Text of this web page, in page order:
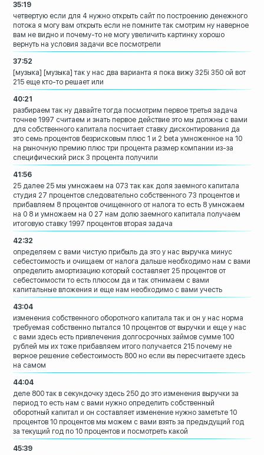
35:19
четвертую если для 4 нужно открыть сайт по построению денежного
потока я могу вам открыть если не помните так смотрим ну наверное
вам не видно и почему-то не могу увеличить картинку хорошо
вернуть на условия задачи все посмотрели
37:52
[музыка] [музыка] так у нас два варианта я пока вижу 325i 350 ой вот
215 еще кто-то решает или
40:21
разбираем так ну давайте тогда посмотрим первое третья задача
точнее 1997 считаем и знать первое действие это мы должны с вами
для собственного капитала посчитает ставку дисконтирования да
это семь процентов безрисковым плюс 1 и 2 beta умноженное на 10
на рыночную премию плюс три процента размер компании из-за
специфический риск 3 процента получили
41:56
25 далее 25 мы умножаем на 073 так как доля заемного капитала
студия 27 процентов следовательно собственного 73 процентов и
прибавляем 8 процентов очищенного от налога то есть 8 умножаем
на 0 8 и умножаем на 0 27 нам долю заемного капитала получаем
итоговую ставку 1997 процентов вторая задача
42:32
определяем с вами чистую прибыль да это у нас выручка минус
себестоимость и очищаем от налога дальше необходимо нам с вами
определить амортизацию который составляет 25 процентов от
себестоимости то есть плюсом да и так отнимаем с вами
капитальные вложения и еще нам необходимо с вами учесть
43:04
изменения собственного оборотного капитала так и он у нас норма
требуемая собственно пытался 10 процентов от выручки и еще у нас
с вами здесь есть привлечения долгосрочных займов сумме 100
рублей мы их тоже прибавляем итого получается 215 почему не
верное решение себестоимость 800 но если вы пересчитаете здесь
на самом
44:04
деле 800 так в секундочку здесь 250 до это изменения выручки за
период то есть нам с вами нужно определить собственный
оборотный капитал и он составляет изменение нужно заметьте 10
процентов 10 процентов мы можем с вами взять за предыдущий год
за текущий год по 10 процентов и посмотреть какой
45:39